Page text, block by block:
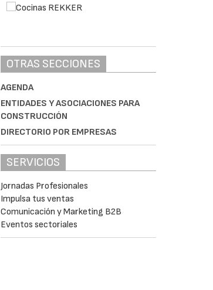
OTRAS SECCIONES
AGENDA
ENTIDADES Y ASOCIACIONES PARA
CONSTRUCCIÓN
DIRECTORIO POR EMPRESAS
SERVICIOS
Jornadas Profesionales
Impulsa tus ventas
Comunicación y Marketing B2B
Eventos sectoriales